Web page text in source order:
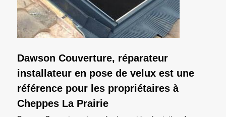
Dawson Couverture, réparateur
installateur en pose de velux est une
référence pour les propriétaires à
Cheppes La Prairie